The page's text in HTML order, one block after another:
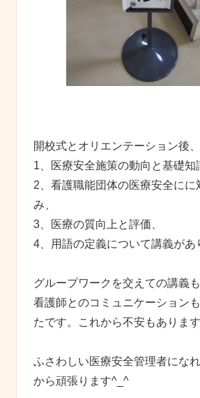
開校式とオリエンテーション後、
1、医療安全施策の動向と基礎知
2、看護職能団体の医療安全にに
み、
3、医療の質向上と評価、
4、用語の定義について講義があ
グループワークを交えての講義
看護師とのコミュニケーション
たです。これから不安もあります
ふさわしい医療安全管理者にな
から頑張ります^_^